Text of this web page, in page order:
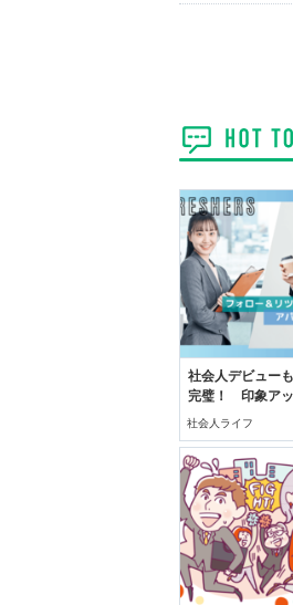
社会人デビュー
完璧！ 印象ア
ルフプロデュー
社会人ライフ